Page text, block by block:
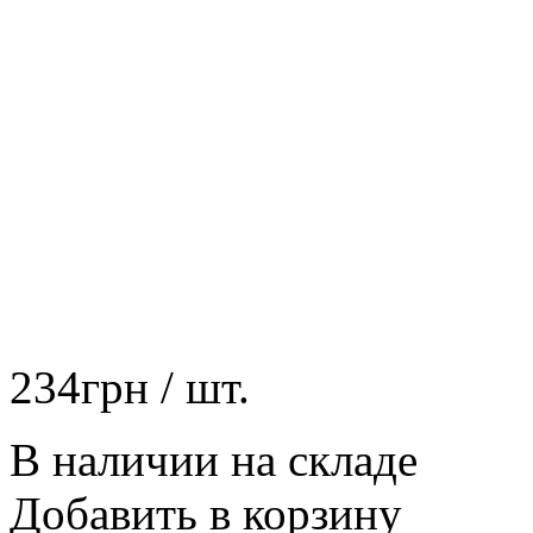
234грн / шт.
В наличии на складе
Добавить в корзину